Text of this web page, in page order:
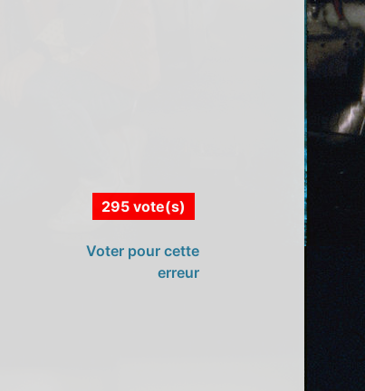
295 vote(s)
Voter pour cette
erreur